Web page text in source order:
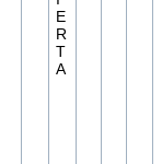
E
R
T
A